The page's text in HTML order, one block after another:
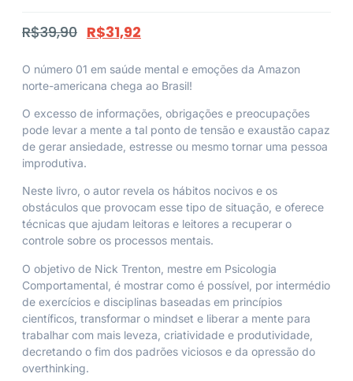
R$39,90 R$31,92
O número 01 em saúde mental e emoções da Amazon
norte-americana chega ao Brasil!
O excesso de informações, obrigações e preocupações
pode levar a mente a tal ponto de tensão e exaustão capaz
de gerar ansiedade, estresse ou mesmo tornar uma pessoa
improdutiva.
Neste livro, o autor revela os hábitos nocivos e os
obstáculos que provocam esse tipo de situação, e oferece
técnicas que ajudam leitoras e leitores a recuperar o
controle sobre os processos mentais.
O objetivo de Nick Trenton, mestre em Psicologia
Comportamental, é mostrar como é possível, por intermédio
de exercícios e disciplinas baseadas em princípios
científicos, transformar o mindset e liberar a mente para
trabalhar com mais leveza, criatividade e produtividade,
decretando o fim dos padrões viciosos e da opressão do
overthinking.